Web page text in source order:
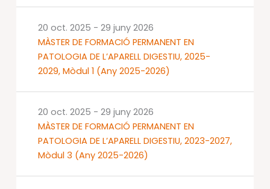
MÀSTER DE FORMACIÓ PERMANENT EN
PATOLOGIA DE L’APARELL DIGESTIU, 2025-
2029, Mòdul 1 (Any 2025-2026)
20 oct. 2025 - 29 juny 2026
MÀSTER DE FORMACIÓ PERMANENT EN
PATOLOGIA DE L’APARELL DIGESTIU, 2023-2027,
Mòdul 3 (Any 2025-2026)
20 oct. 2025 - 29 juny 2026